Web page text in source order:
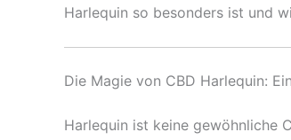
Harlequin so besonders ist und
Die Magie von CBD Harlequin:
Harlequin ist keine gewöhnliche